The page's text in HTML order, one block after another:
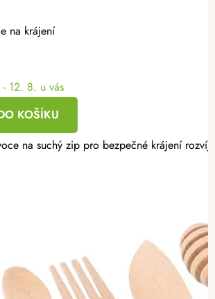
na krájení
- 12. 8. u vás
KOŠÍKU
na suchý zip pro bezpečné krájení